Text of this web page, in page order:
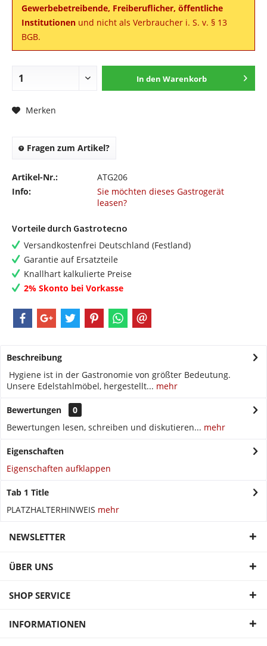
Gewerbebetreibende, Freiberuflicher, öffentliche
Institutionen und nicht als Verbraucher i. S. v. § 13
BGB.
In den Warenkorb
Merken
Fragen zum Artikel?
Artikel-Nr.:
ATG206
Info:
Sie möchten dieses Gastrogerät
leasen?
Vorteile durch Gastrotecno
Versandkostenfrei Deutschland (Festland)
Garantie auf Ersatzteile
Knallhart kalkulierte Preise
2% Skonto bei Vorkasse
Beschreibung
Hygiene ist in der Gastronomie von größter Bedeutung.
Unsere Edelstahlmöbel, hergestellt... mehr
Bewertungen
0
Bewertungen lesen, schreiben und diskutieren... mehr
Eigenschaften
Eigenschaften aufklappen
Tab 1 Title
PLATZHALTERHINWEIS mehr
NEWSLETTER
ÜBER UNS
SHOP SERVICE
INFORMATIONEN